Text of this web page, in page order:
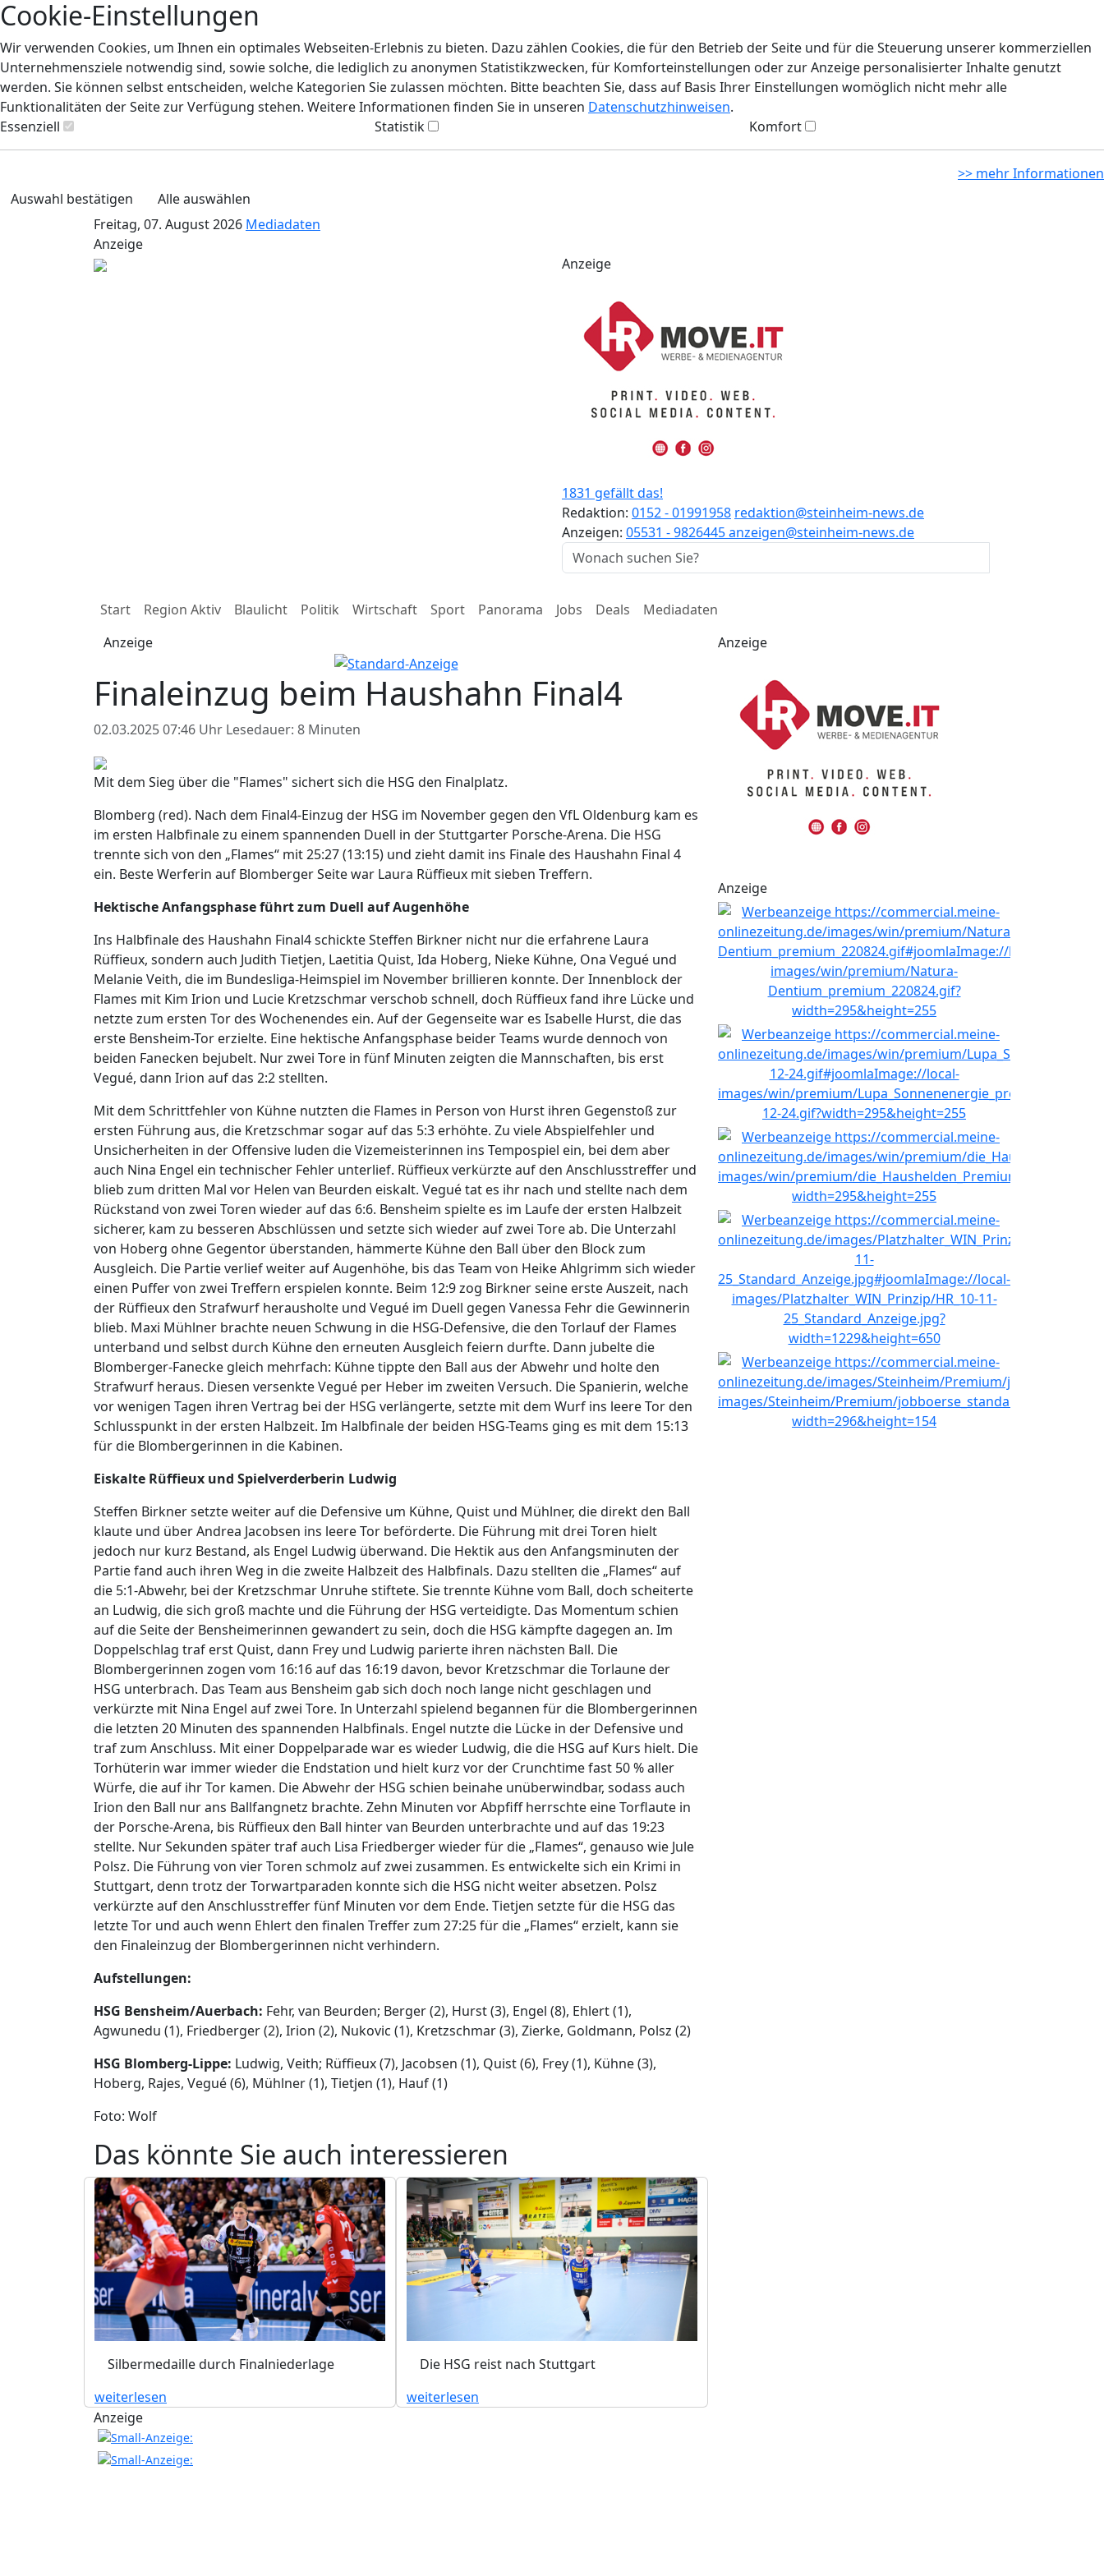
Cookie-Einstellungen
Wir verwenden Cookies, um Ihnen ein optimales Webseiten-Erlebnis zu bieten. Dazu zählen Cookies, die für den Betrieb der Seite und für die Steuerung unserer kommerziellen
Unternehmensziele notwendig sind, sowie solche, die lediglich zu anonymen Statistikzwecken, für Komforteinstellungen oder zur Anzeige personalisierter Inhalte genutzt
werden. Sie können selbst entscheiden, welche Kategorien Sie zulassen möchten. Bitte beachten Sie, dass auf Basis Ihrer Einstellungen womöglich nicht mehr alle
Funktionalitäten der Seite zur Verfügung stehen. Weitere Informationen finden Sie in unseren Datenschutzhinweisen.
Essenziell
Statistik Komfort
>> mehr Informationen
Auswahl bestätigen
Alle auswählen
Freitag, 07. August 2026 Mediadaten
Anzeige
Anzeige
1831 gefällt das!
Redaktion: 0152 - 01991958 redaktion@steinheim-news.de
Anzeigen: 05531 - 9826445anzeigen@steinheim-news.de
Start Region Aktiv Blaulicht Politik Wirtschaft Sport Panorama Jobs Deals
Mediadaten
Anzeige
Finaleinzug beim Haushahn Final4
02.03.2025 07:46 Uhr Lesedauer: 8 Minuten
Mit dem Sieg über die "Flames" sichert sich die HSG den Finalplatz.
Blomberg (red). Nach dem Final4-Einzug der HSG im November gegen den VfL Oldenburg kam es
im ersten Halbfinale zu einem spannenden Duell in der Stuttgarter Porsche-Arena. Die HSG
trennte sich von den „Flames“ mit 25:27 (13:15) und zieht damit ins Finale des Haushahn Final 4
ein. Beste Werferin auf Blomberger Seite war Laura Rüffieux mit sieben Treffern.
Hektische Anfangsphase führt zum Duell auf Augenhöhe
Ins Halbfinale des Haushahn Final4 schickte Steffen Birkner nicht nur die erfahrene Laura
Rüffieux, sondern auch Judith Tietjen, Laetitia Quist, Ida Hoberg, Nieke Kühne, Ona Vegué und
Melanie Veith, die im Bundesliga-Heimspiel im November brillieren konnte. Der Innenblock der
Flames mit Kim Irion und Lucie Kretzschmar verschob schnell, doch Rüffieux fand ihre Lücke und
netzte zum ersten Tor des Wochenendes ein. Auf der Gegenseite war es Isabelle Hurst, die das
erste Bensheim-Tor erzielte. Eine hektische Anfangsphase beider Teams wurde dennoch von
beiden Fanecken bejubelt. Nur zwei Tore in fünf Minuten zeigten die Mannschaften, bis erst
Vegué, dann Irion auf das 2:2 stellten.
Mit dem Schrittfehler von Kühne nutzten die Flames in Person von Hurst ihren Gegenstoß zur
ersten Führung aus, die Kretzschmar sogar auf das 5:3 erhöhte. Zu viele Abspielfehler und
Unsicherheiten in der Offensive luden die Vizemeisterinnen ins Tempospiel ein, bei dem aber
auch Nina Engel ein technischer Fehler unterlief. Rüffieux verkürzte auf den Anschlusstreffer und
blieb zum dritten Mal vor Helen van Beurden eiskalt. Vegué tat es ihr nach und stellte nach dem
Rückstand von zwei Toren wieder auf das 6:6. Bensheim spielte es im Laufe der ersten Halbzeit
sicherer, kam zu besseren Abschlüssen und setzte sich wieder auf zwei Tore ab. Die Unterzahl
von Hoberg ohne Gegentor überstanden, hämmerte Kühne den Ball über den Block zum
Ausgleich. Die Partie verlief weiter auf Augenhöhe, bis das Team von Heike Ahlgrimm sich wieder
einen Puffer von zwei Treffern erspielen konnte. Beim 12:9 zog Birkner seine erste Auszeit, nach
der Rüffieux den Strafwurf herausholte und Vegué im Duell gegen Vanessa Fehr die Gewinnerin
blieb. Maxi Mühlner brachte neuen Schwung in die HSG-Defensive, die den Torlauf der Flames
unterband und selbst durch Kühne den erneuten Ausgleich feiern durfte. Dann jubelte die
Blomberger-Fanecke gleich mehrfach: Kühne tippte den Ball aus der Abwehr und holte den
Strafwurf heraus. Diesen versenkte Vegué per Heber im zweiten Versuch. Die Spanierin, welche
vor wenigen Tagen ihren Vertrag bei der HSG verlängerte, setzte mit dem Wurf ins leere Tor den
Schlusspunkt in der ersten Halbzeit. Im Halbfinale der beiden HSG-Teams ging es mit dem 15:13
für die Blombergerinnen in die Kabinen.
Eiskalte Rüffieux und Spielverderberin Ludwig
Steffen Birkner setzte weiter auf die Defensive um Kühne, Quist und Mühlner, die direkt den Ball
klaute und über Andrea Jacobsen ins leere Tor beförderte. Die Führung mit drei Toren hielt
jedoch nur kurz Bestand, als Engel Ludwig überwand. Die Hektik aus den Anfangsminuten der
Partie fand auch ihren Weg in die zweite Halbzeit des Halbfinals. Dazu stellten die „Flames“ auf
die 5:1-Abwehr, bei der Kretzschmar Unruhe stiftete. Sie trennte Kühne vom Ball, doch scheiterte
an Ludwig, die sich groß machte und die Führung der HSG verteidigte. Das Momentum schien
auf die Seite der Bensheimerinnen gewandert zu sein, doch die HSG kämpfte dagegen an. Im
Doppelschlag traf erst Quist, dann Frey und Ludwig parierte ihren nächsten Ball. Die
Blombergerinnen zogen vom 16:16 auf das 16:19 davon, bevor Kretzschmar die Torlaune der
HSG unterbrach. Das Team aus Bensheim gab sich doch noch lange nicht geschlagen und
verkürzte mit Nina Engel auf zwei Tore. In Unterzahl spielend begannen für die Blombergerinnen
die letzten 20 Minuten des spannenden Halbfinals. Engel nutzte die Lücke in der Defensive und
traf zum Anschluss. Mit einer Doppelparade war es wieder Ludwig, die die HSG auf Kurs hielt. Die
Torhüterin war immer wieder die Endstation und hielt kurz vor der Crunchtime fast 50 % aller
Würfe, die auf ihr Tor kamen. Die Abwehr der HSG schien beinahe unüberwindbar, sodass auch
Irion den Ball nur ans Ballfangnetz brachte. Zehn Minuten vor Abpfiff herrschte eine Torflaute in
der Porsche-Arena, bis Rüffieux den Ball hinter van Beurden unterbrachte und auf das 19:23
stellte. Nur Sekunden später traf auch Lisa Friedberger wieder für die „Flames“, genauso wie Jule
Polsz. Die Führung von vier Toren schmolz auf zwei zusammen. Es entwickelte sich ein Krimi in
Stuttgart, denn trotz der Torwartparaden konnte sich die HSG nicht weiter absetzen. Polsz
verkürzte auf den Anschlusstreffer fünf Minuten vor dem Ende. Tietjen setzte für die HSG das
letzte Tor und auch wenn Ehlert den finalen Treffer zum 27:25 für die „Flames“ erzielt, kann sie
den Finaleinzug der Blombergerinnen nicht verhindern.
Aufstellungen:
HSG Bensheim/Auerbach: Fehr, van Beurden; Berger (2), Hurst (3), Engel (8), Ehlert (1),
Agwunedu (1), Friedberger (2), Irion (2), Nukovic (1), Kretzschmar (3), Zierke, Goldmann, Polsz (2)
HSG Blomberg-Lippe: Ludwig, Veith; Rüffieux (7), Jacobsen (1), Quist (6), Frey (1), Kühne (3),
Hoberg, Rajes, Vegué (6), Mühlner (1), Tietjen (1), Hauf (1)
Foto: Wolf
Das könnte Sie auch interessieren
Silbermedaille durch Finalniederlage
weiterlesen
Die HSG reist nach Stuttgart
weiterlesen
Anzeige
Anzeige
Anzeige